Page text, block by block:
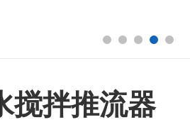
搅拌推流器